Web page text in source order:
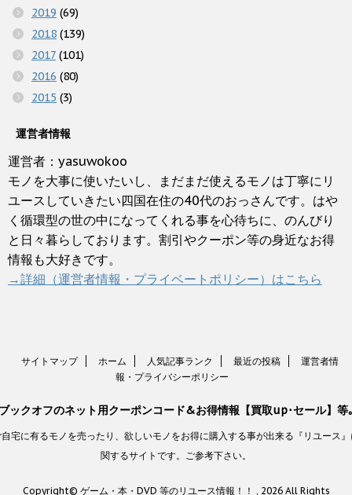
2019 (69)
2018 (139)
2017 (101)
2016 (80)
2015 (3)
運営者情報
運営者：yasuwokoo
モノを大事に使いたいし、まだまだ使えるモノは丁寧にリ
ユースしていきたい四国在住の40代のおっさんです。はや
く循環型の世の中になってくれる事を心待ちに、のんびり
と日々暮らしております。割引やクーポン等の身近なお得
情報も大好きです。
→詳細（運営者情報・プライベートポリシー）はこちら
サイトマップ ホーム 人気記事ランク 最近の投稿
運営者情
報・プライバシーポリシー
ックオフのネット用クーポンコード&お得情報【買取up･セール】等
宅に有るモノを売ったり、欲しいモノをお得に購入する事が出来る『リユース
関するサイトです。ご参考下さい。
Copyright© ゲーム・本・DVD 等のリユース情報！！ , 2026 All Rights